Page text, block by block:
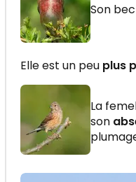
Son bec
Elle est un peu plus
La
son